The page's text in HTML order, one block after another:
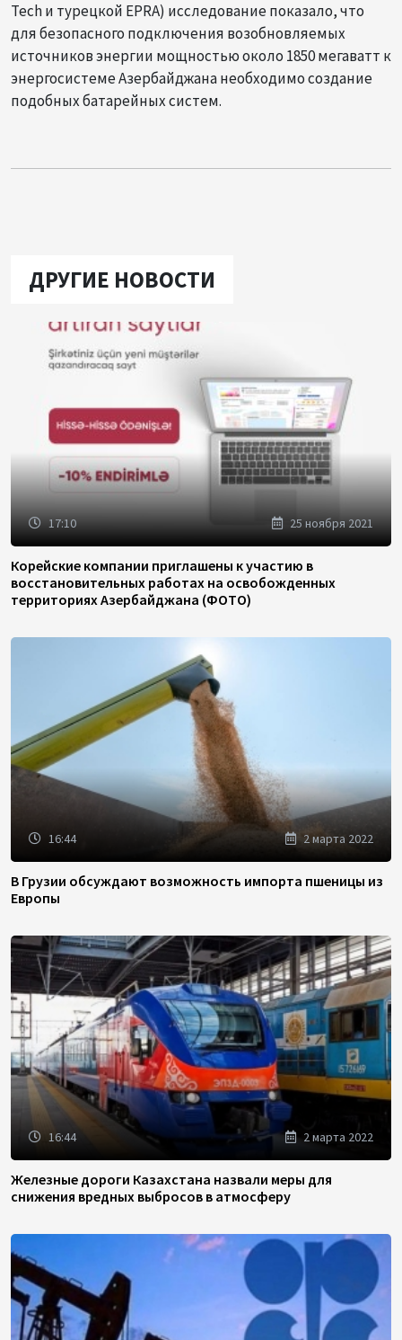
Tech и турецкой EPRA) исследование показало, что
для безопасного подключения возобновляемых
источников энергии мощностью около 1850 мегаватт к
энергосистеме Азербайджана необходимо создание
подобных батарейных систем.
ДРУГИЕ НОВОСТИ
17:10 25 ноября 2021
Корейские компании приглашены к участию в
восстановительных работах на освобожденных
территориях Азербайджана (ФОТО)
16:44 2 марта 2022
В Грузии обсуждают возможность импорта пшеницы из
Европы
16:44 2 марта 2022
Железные дороги Казахстана назвали меры для
снижения вредных выбросов в атмосферу